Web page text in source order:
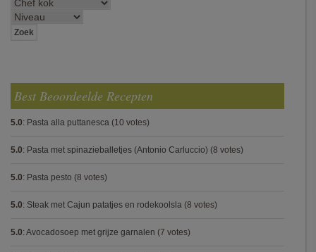
Best Beoordeelde Recepten
5.0: Pasta alla puttanesca (10 votes)
5.0: Pasta met spinazieballetjes (Antonio Carluccio) (8 votes)
5.0: Pasta pesto (8 votes)
5.0: Steak met Cajun patatjes en rodekoolsla (8 votes)
5.0: Avocadosoep met grijze garnalen (7 votes)